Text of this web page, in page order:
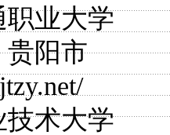
业大学
阳
术大学